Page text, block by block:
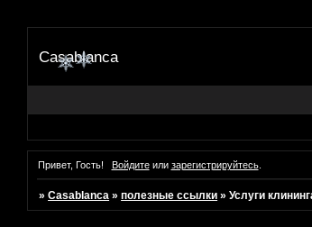
Casablanca
Привет, Гость! Войдитеили зарегистрируйтесь.
»Casablanca »полезные ссылки »Услуги